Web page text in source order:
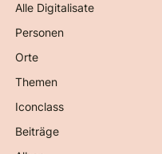
Alle Digitalisate
Personen
Orte
Themen
Iconclass
Beiträge